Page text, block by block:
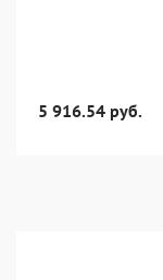
5 916.54 руб.